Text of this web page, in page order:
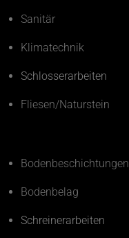
Sanitär
Klimatechnik
Schlosserarbeiten
Fliesen/Naturstein
Bodenbeschichtungen
Bodenbelag
Schreinerarbeiten